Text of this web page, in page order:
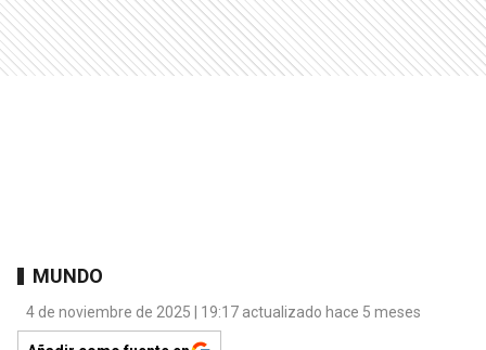
MUNDO
4 de noviembre de 2025 | 19:17 actualizado hace 5 meses